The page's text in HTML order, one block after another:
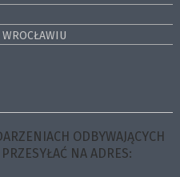
ODBYWAJĄCYCH
NA ADRES: